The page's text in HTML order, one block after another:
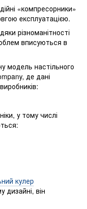
«компресорники»
експлуатацією.
різноманітності
вписуються в
модель настільного
де дані
у тому числі
кулер
дизайні, він